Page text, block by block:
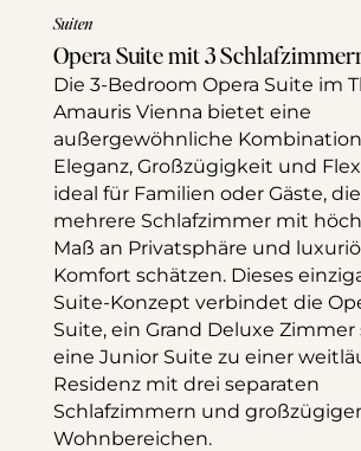
Suiten
Opera Suite mit 3
Die 3-Bedroom Opera Suite im
Amauris Vienna bietet eine
außergewöhnliche
Eleganz, Großzügigkeit und
ideal für Familien oder Gäste, die
mehrere Schlafzimmer mit
Maß an Privatsphäre und
Komfort schätzen. Dieses
Suite-Konzept verbindet die
Suite, ein Grand Deluxe Zimmer
eine Junior Suite zu einer
Residenz mit drei separaten
Schlafzimmern und
Wohnbereichen.